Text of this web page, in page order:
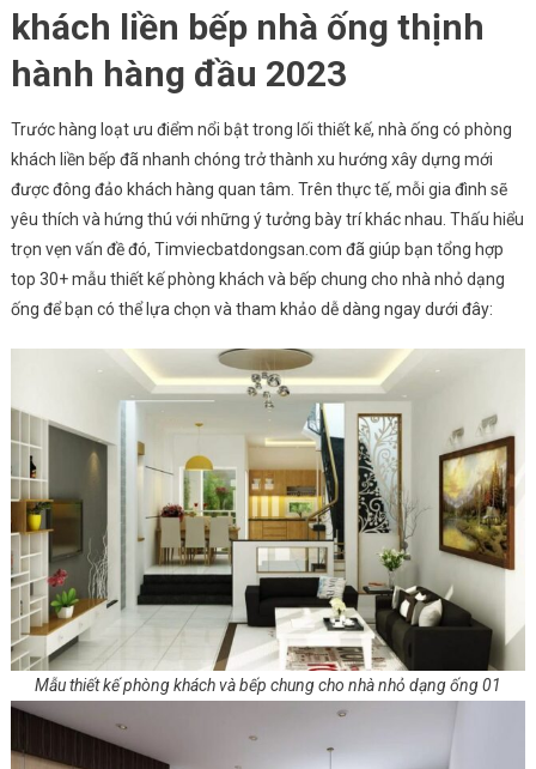
khách liền bếp nhà ống thịnh
hành hàng đầu 2023
Trước hàng loạt ưu điểm nổi bật trong lối thiết kế, nhà ống có phòng
khách liền bếp đã nhanh chóng trở thành xu hướng xây dựng mới
được đông đảo khách hàng quan tâm. Trên thực tế, mỗi gia đình sẽ
yêu thích và hứng thú với những ý tưởng bày trí khác nhau. Thấu hiểu
trọn vẹn vấn đề đó, Timviecbatdongsan.com đã giúp bạn tổng hợp
top 30+ mẫu thiết kế phòng khách và bếp chung cho nhà nhỏ dạng
ống để bạn có thể lựa chọn và tham khảo dễ dàng ngay dưới đây:
Mẫu thiết kế phòng khách và bếp chung cho nhà nhỏ dạng ống 01